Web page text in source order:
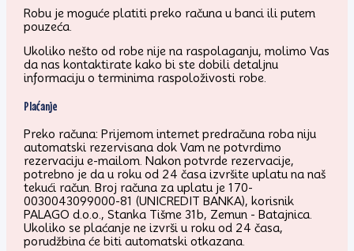
Robu je moguće platiti preko računa u banci ili putem
pouzeća.
Ukoliko nešto od robe nije na raspolaganju, molimo Vas
da nas kontaktirate kako bi ste dobili detaljnu
informaciju o terminima raspoloživosti robe.
Plaćanje
Preko računa: Prijemom internet predračuna roba niju
automatski rezervisana dok Vam ne potvrdimo
rezervaciju e-mailom. Nakon potvrde rezervacije,
potrebno je da u roku od 24 časa izvršite uplatu na naš
tekući račun. Broj računa za uplatu je 170-
0030043099000-81 (UNICREDIT BANKA), korisnik
PALAGO d.o.o., Stanka Tišme 31b, Zemun - Batajnica.
Ukoliko se plaćanje ne izvrši u roku od 24 časa,
porudžbina će biti automatski otkazana.